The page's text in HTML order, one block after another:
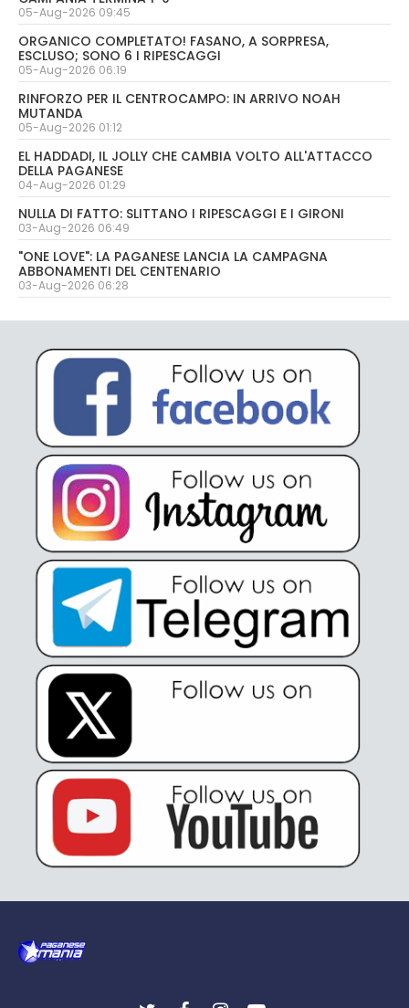
05-Aug-2026 09:45
ORGANICO COMPLETATO! FASANO, A SORPRESA,
ESCLUSO; SONO 6 I RIPESCAGGI
05-Aug-2026 06:19
RINFORZO PER IL CENTROCAMPO: IN ARRIVO NOAH
MUTANDA
05-Aug-2026 01:12
EL HADDADI, IL JOLLY CHE CAMBIA VOLTO ALL'ATTACCO
DELLA PAGANESE
04-Aug-2026 01:29
NULLA DI FATTO: SLITTANO I RIPESCAGGI E I GIRONI
03-Aug-2026 06:49
"ONE LOVE": LA PAGANESE LANCIA LA CAMPAGNA
ABBONAMENTI DEL CENTENARIO
03-Aug-2026 06:28